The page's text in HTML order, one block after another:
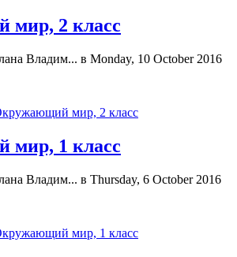
2 класс
Владим... в Monday, 10 October 2016
мир, 2 класс
1 класс
Владим... в Thursday, 6 October 2016
мир, 1 класс